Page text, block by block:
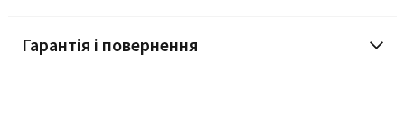
Гарантія і повернення